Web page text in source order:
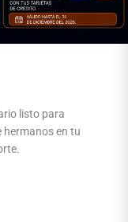
listo para
hermanos en tu